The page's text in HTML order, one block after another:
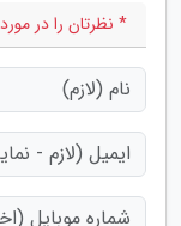
* نظرتان را در